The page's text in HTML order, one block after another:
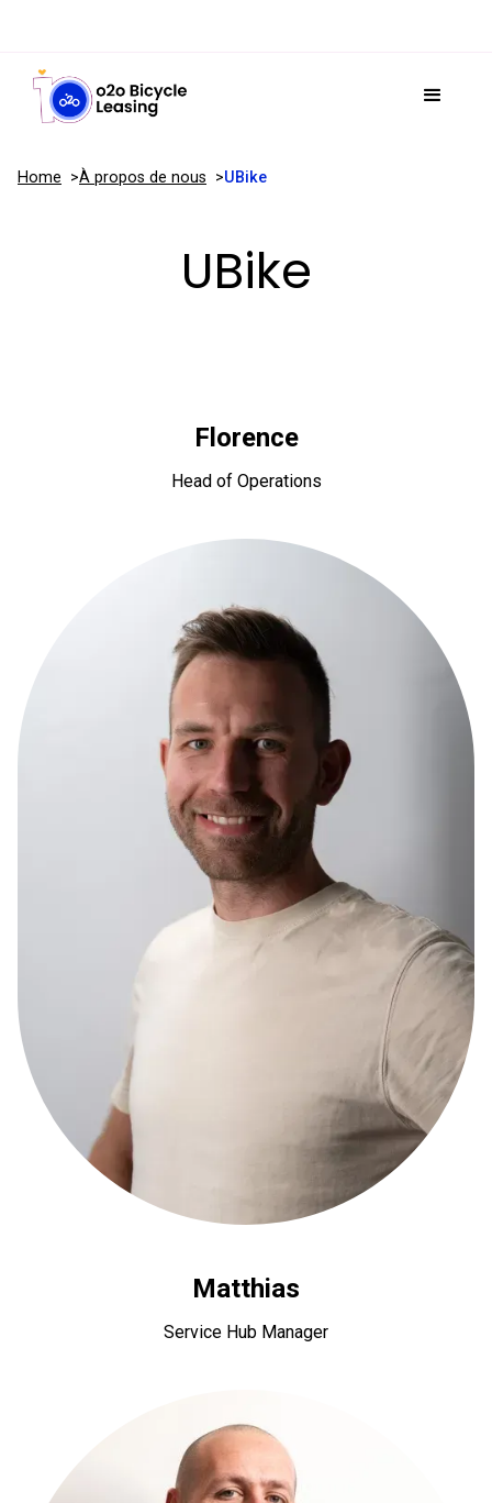
Home À propos de nous UBike
UBike
Florence
Head of Operations
Matthias
Service Hub Manager